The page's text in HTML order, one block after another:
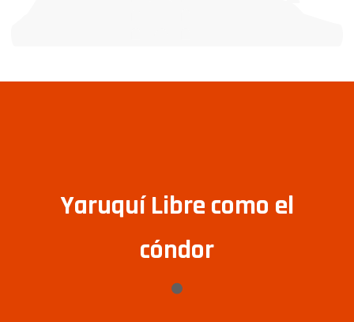
Yaruquí Libre como el
cóndor